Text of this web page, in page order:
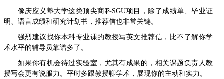
像庆应义塾大学这类顶尖商科SGU项目，除了成绩单、毕业证
明、语言成绩和研究计划书，推荐信也非常关键。
强烈建议找你本科专业课的教授写英文推荐信，比不了解你学
术水平的辅导员靠谱多了。
如果你有机会待过实验室，尤其有成果的，相关课题负责人教
授写会更有说服力。平时多跟教授聊学术，展现你的主动和实力。